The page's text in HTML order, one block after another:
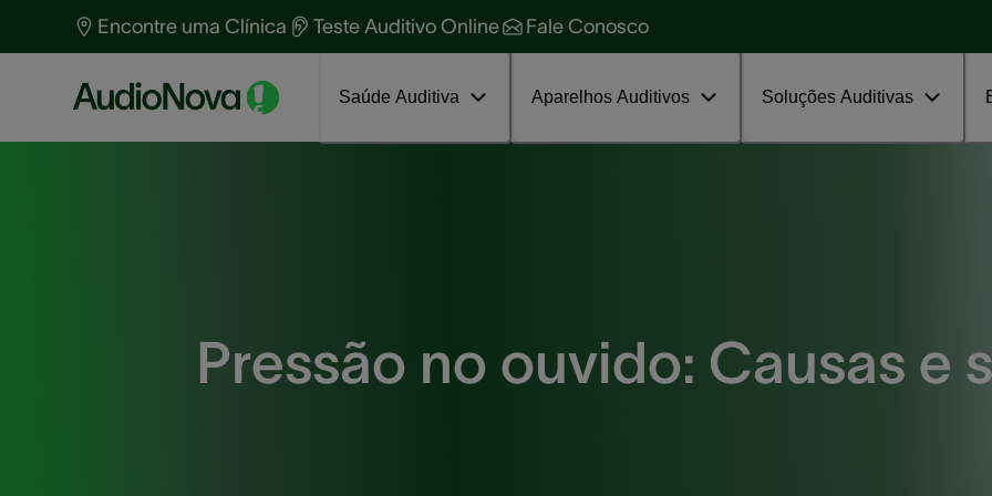
Encontre uma Clínica Teste Auditivo Online Fale Conosco
Saúde Auditiva Aparelhos Auditivos Soluções Auditivas
Primeiros passos nova audição
Tecnologia de ponta
Soluções para zumbido
Assinar grátis agora
Pressão no ouvido: Causas e